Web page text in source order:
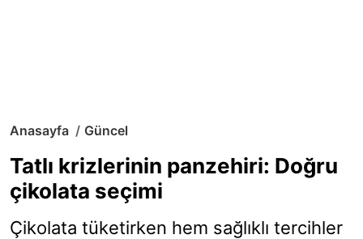
Anasayfa Güncel
Tatlı krizlerinin panzehiri: Doğru
çikolata seçimi
Çikolata tüketirken hem sağlıklı tercihler